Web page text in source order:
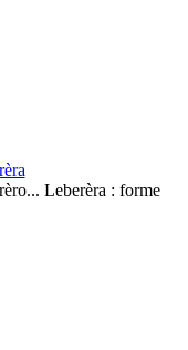
Leberèra : forme